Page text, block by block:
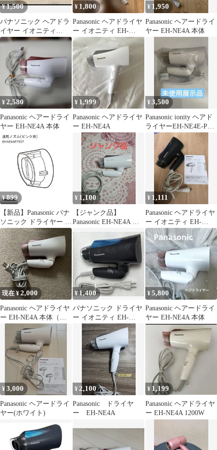
¥1,500
パナソニック ヘアドラ
イヤー イオニティ
Panasonic EH-NE4A-A
¥ 1,800
Panasonic ヘアドライヤ
ー イオニティ EH-
NE4A 本体
¥ 1,950
Panasonic ヘアードライ
ヤー EH-NE4A 本体
¥2,580
Panasonic ヘアードライ
ヤー EH-NE4A 本体
¥ 1,999
Panasonic ヘアドライヤ
ー EH-NE4A
¥3,500
Panasonic ionity ヘアド
ライヤーEH-NE4E-PN
箱無し展示品
¥899
【新品】Panasonic パナ
ソニック ドライヤー 速
乾ノズル(ピンク用)
EHNE4AP7557 ※本体
別売
¥ 1,100
【ジャンク品】
Panasonic EH-NE4A ヘ
アドライヤー 1200W
¥ 1,111
Panasonic ヘアドライヤ
ー イオニティ EH-
NE4E 本体
現在 ¥2,000
Panasonic ヘアドライヤ
ー EH-NE4A 本体（ピ
¥1,400
パナソニック ドライヤ
ー イオニティ EH-
NE4A ブルー
¥5,800
Panasonic ヘアードライ
ヤー EH-NE4A 本体
¥3,000
Panasonic ヘアードライ
ヤー(ホワイト)
¥2,100
Panasonic ドライヤ
ー EH-NE4A
¥ 1,199
Panasonic ヘアドライヤ
ー EH-NE4A 1200W